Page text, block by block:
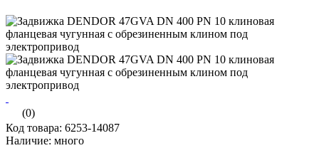
(0)
Код товара: 6253-14087
Наличие: много